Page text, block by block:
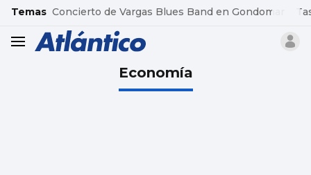
common.go-to-content
Temas Concierto de Vargas Blues Band en Gondomar
header.menu.open
Economía